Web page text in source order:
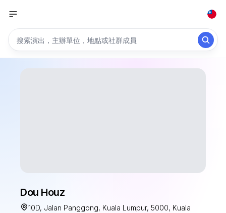
Dou Houz
10D, Jalan Panggong, Kuala Lumpur, 5000, Kuala